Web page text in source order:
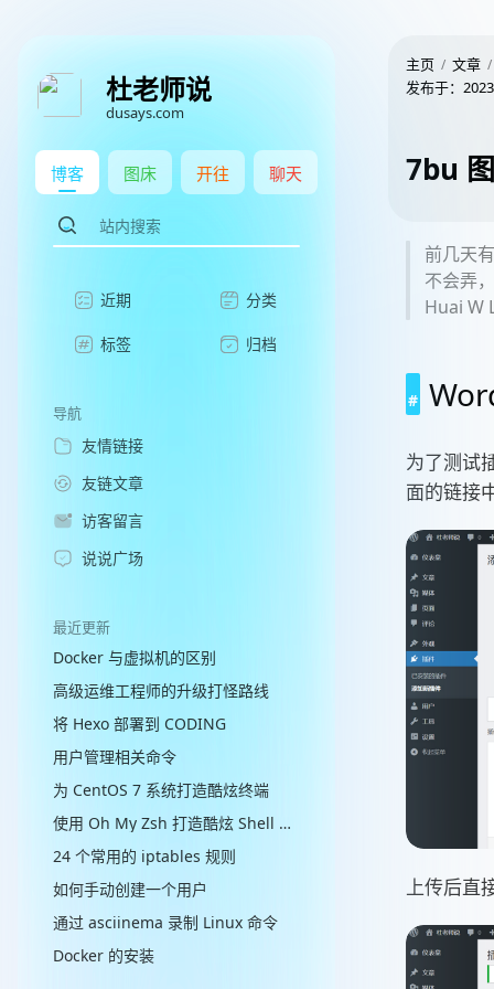
杜老师说
dusays.com
博客 图床 开往 聊天
近期 分类
标签 归档
导航
友情链接
友链文章
访客留言
说说广场
最近更新
Docker 与虚拟机的区别
高级运维工程师的升级打怪路线
将 Hexo 部署到 CODING
用户管理相关命令
为 CentOS 7 系统打造酷炫终端
使用 Oh My Zsh 打造酷炫 Shell 终端
24 个常用的 iptables 规则
如何手动创建一个用户
通过 asciinema 录制 Linux 命令
Docker 的安装
主页
文章
发布于：
7bu
前几天
不会弄
Huai W
为了测试
面的链接
上传后直